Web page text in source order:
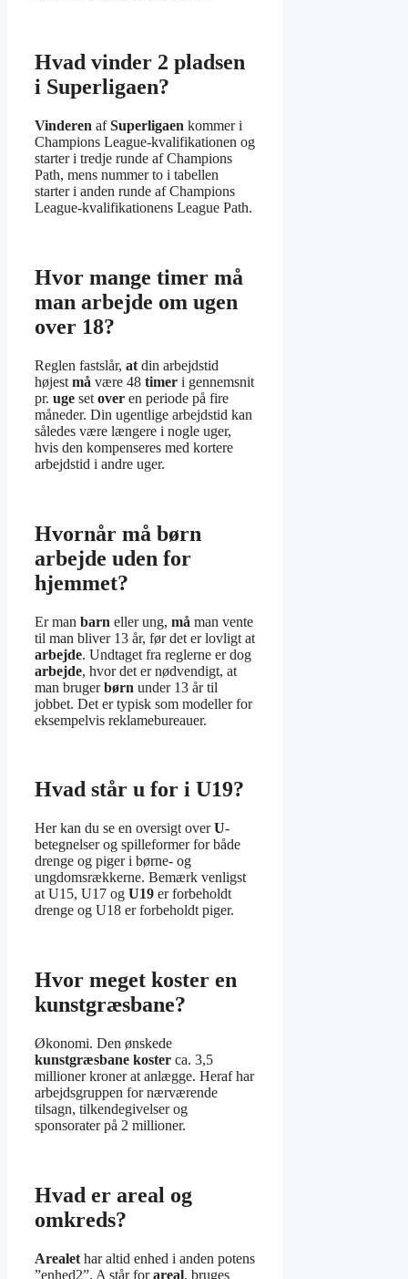
Hvad vinder 2 pladsen
i Superligaen?
Vinderen afSuperligaen kommer i
Champions League-kvalifikationen og
starter i tredje runde af Champions
Path, mens nummer to i tabellen
starter i anden runde af Champions
League-kvalifikationens League Path.
Hvor mange timer må
man arbejde om ugen
over 18?
Reglen fastslår, at din arbejdstid
højest må være 48 timer i gennemsnit
pr. uge set over en periode på fire
måneder. Din ugentlige arbejdstid kan
således være længere i nogle uger,
hvis den kompenseres med kortere
arbejdstid i andre uger.
Hvornår må børn
arbejde uden for
hjemmet?
Er man barn eller ung, må man vente
til man bliver 13 år, før det er lovligt at
arbejde. Undtaget fra reglerne er dog
arbejde, hvor det er nødvendigt, at
man brugerbørn under 13 år til
jobbet. Det er typisk som modeller for
eksempelvis reklamebureauer.
Hvad står u for i U19?
Her kan du se en oversigt overU-
betegnelser og spilleformer for både
drenge og piger i børne- og
ungdomsrækkerne. Bemærk venligst
at U15, U17 og U19 er forbeholdt
drenge og U18 er forbeholdt piger.
Hvor meget koster en
kunstgræsbane?
Økonomi. Den ønskede
kunstgræsbane koster ca. 3,5
millioner kroner at anlægge. Heraf har
arbejdsgruppen for nærværende
tilsagn, tilkendegivelser og
sponsorater på 2 millioner.
Hvad er areal og
omkreds?
Arealet har altid enhed i anden potens
”enhed2”. A står forareal, bruges